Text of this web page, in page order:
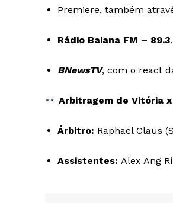
Premiere, também
Rádio Baiana FM – 89.3
BNewsTV, com o react
Arbitragem de Vitória
Árbitro: Raphael Claus
Assistentes: Alex Ang